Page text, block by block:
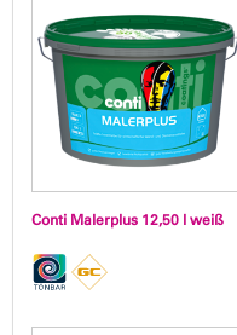
Conti Malerplus 12,50 l weiß